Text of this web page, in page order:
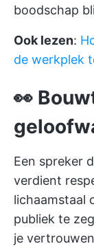
boodschap
Ook lezen:
de werkplek
👀
Een spreker
verdient
lichaamstaal
publiek te
je